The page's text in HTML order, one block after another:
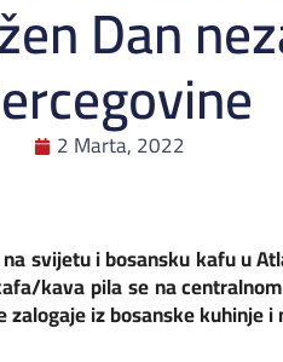
Dan
2 Marta, 2022
svijetu i bosansku kafu u
kava pila se na
zalogaje iz bosanske kuhinje